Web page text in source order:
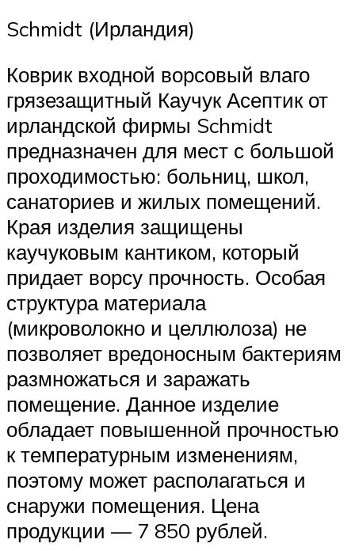
Schmidt (Ирландия)
Коврик входной ворсовый влаго
грязезащитный Каучук Асептик от
ирландской фирмы Schmidt
предназначен для мест с большой
проходимостью: больниц, школ,
санаториев и жилых помещений.
Края изделия защищены
каучуковым кантиком, который
придает ворсу прочность. Особая
структура материала
(микроволокно и целлюлоза) не
позволяет вредоносным бактериям
размножаться и заражать
помещение. Данное изделие
обладает повышенной прочностью
к температурным изменениям,
поэтому может располагаться и
снаружи помещения. Цена
продукции — 7 850 рублей.